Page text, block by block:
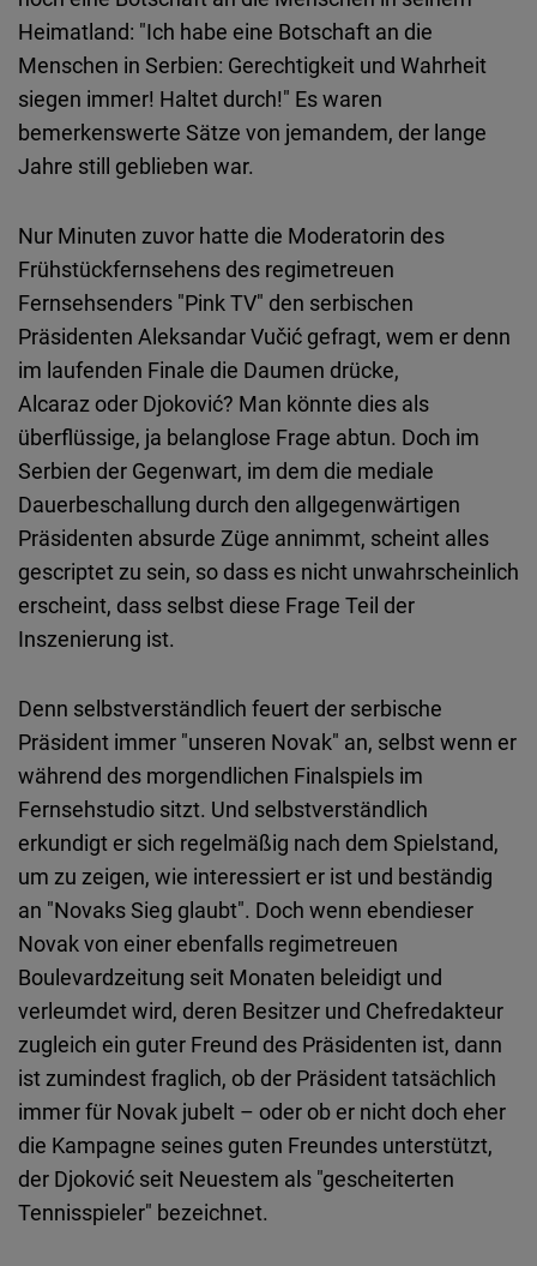
Heimatland: "Ich habe eine Botschaft an die
Menschen in Serbien: Gerechtigkeit und Wahrheit
siegen immer! Haltet durch!" Es waren
bemerkenswerte Sätze von jemandem, der lange
Jahre still geblieben war.
Nur Minuten zuvor hatte die Moderatorin des
Frühstückfernsehens des regimetreuen
Fernsehsenders "Pink TV" den serbischen
Präsidenten Aleksandar Vučić gefragt, wem er denn
im laufenden Finale die Daumen drücke,
Alcaraz oder Djoković? Man könnte dies als
überflüssige, ja belanglose Frage abtun. Doch im
Serbien der Gegenwart, im dem die mediale
Dauerbeschallung durch den allgegenwärtigen
Präsidenten absurde Züge annimmt, scheint alles
gescriptet zu sein, so dass es nicht unwahrscheinlich
erscheint, dass selbst diese Frage Teil der
Inszenierung ist.
Denn selbstverständlich feuert der serbische
Präsident immer "unseren Novak" an, selbst wenn er
während des morgendlichen Finalspiels im
Fernsehstudio sitzt. Und selbstverständlich
erkundigt er sich regelmäßig nach dem Spielstand,
um zu zeigen, wie interessiert er ist und beständig
an "Novaks Sieg glaubt". Doch wenn ebendieser
Novak von einer ebenfalls regimetreuen
Boulevardzeitung seit Monaten beleidigt und
verleumdet wird, deren Besitzer und Chefredakteur
zugleich ein guter Freund des Präsidenten ist, dann
ist zumindest fraglich, ob der Präsident tatsächlich
immer für Novak jubelt – oder ob er nicht doch eher
die Kampagne seines guten Freundes unterstützt,
der Djoković seit Neuestem als "gescheiterten
Tennisspieler" bezeichnet.
D.Vinci
Embed
Typeform
Embed